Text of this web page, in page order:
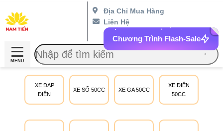
Địa Chỉ Mua Hàng
Liên Hệ
Chương Trình Flash-Sale
MENU
XE ĐẠP
ĐIỆN
XE SỐ 50CC XE GA 50CC
XE ĐIỆN
50CC